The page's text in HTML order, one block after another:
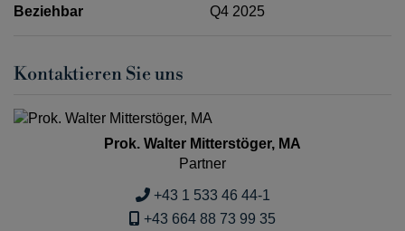
Beziehbar
Q4 2025
Kontaktieren Sie uns
Prok. Walter Mitterstöger, MA
Partner
+43 1 533 46 44-1
+43 664 88 73 99 35